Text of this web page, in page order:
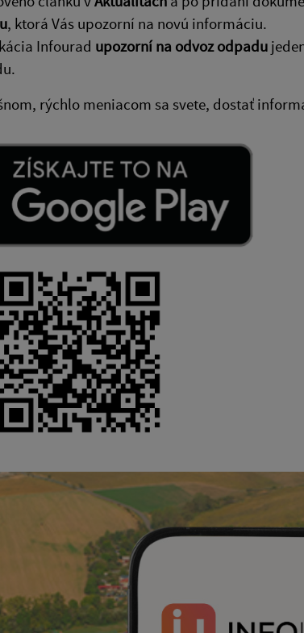
, ktorá Vás upozorní na novú informáciu.
Infourad upozorní na odvoz odpadu
rýchlo meniacom sa svete, dostať